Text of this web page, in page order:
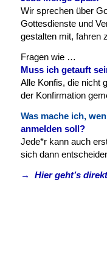
Wir sprechen über
Gottesdienste und
gestalten mit, fahren
Fragen wie …
Muss ich getauft
Alle Konfis, die nicht
der Konfirmation
Was mache ich,
anmelden soll?
Jede*r kann auch
sich dann
→ Hier geht’s